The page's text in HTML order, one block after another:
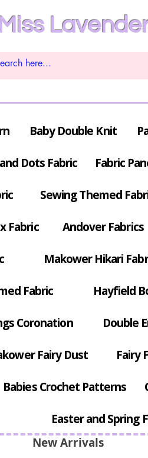
Miss
Baby Double Knit
Dots Fabric Fabric
Sewing Themed
Fabric Andover Fabrics
Makower Hikari
Fabric Hayfield
Coronation Double
Fairy Dust Fairy
Babies Crochet Patterns
Easter and Spring
New Arrivals